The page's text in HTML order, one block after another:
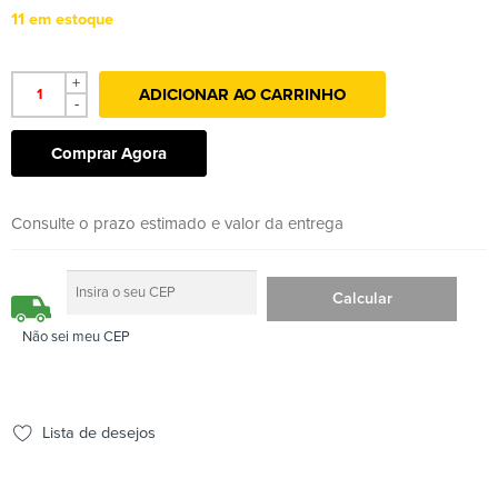
11 em estoque
+
-
ADICIONAR AO CARRINHO
Comprar Agora
Consulte o prazo estimado e valor da entrega
Não sei meu CEP
Lista de desejos